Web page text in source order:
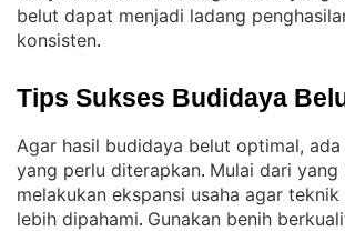
belut dapat menjadi ladang
konsisten.
Tips Sukses Budidaya
Agar hasil budidaya belut optimal,
yang perlu diterapkan. Mulai dari yang
melakukan ekspansi usaha agar
lebih dipahami. Gunakan benih